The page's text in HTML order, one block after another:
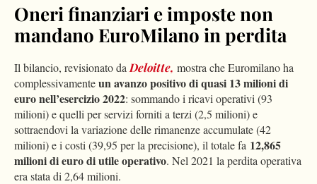
Oneri finanziari e imposte non
mandano EuroMilano in perdita
Il bilancio, revisionato da Deloitte, mostra che Euromilano ha
complessivamenteun avanzo positivo di quasi 13 milioni di
euro nell’esercizio 2022: sommando i ricavi operativi (93
milioni) e quelli per servizi forniti a terzi (2,5 milioni) e
sottraendovi la variazione delle rimanenze accumulate (42
milioni) e i costi (39,95 per la precisione), il totale fa 12,865
milioni di euro di utile operativo. Nel 2021 la perdita operativa
era stata di 2,64 milioni.